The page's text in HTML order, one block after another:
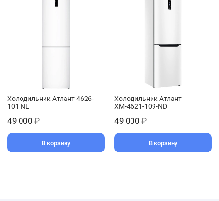
Холодильник Атлант 4626-
101 NL
49 000 ₽
В корзину
Холодильник Атлант
ХМ-4621-109-ND
49 000 ₽
В корзину